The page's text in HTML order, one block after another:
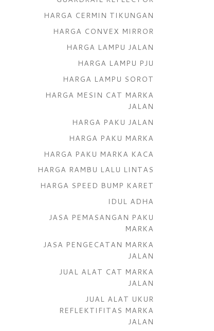
HARGA CERMIN TIKUNGAN
HARGA CONVEX MIRROR
HARGA LAMPU JALAN
HARGA LAMPU PJU
HARGA LAMPU SOROT
HARGA MESIN CAT MARKA
JALAN
HARGA PAKU JALAN
HARGA PAKU MARKA
HARGA PAKU MARKA KACA
HARGA RAMBU LALU LINTAS
HARGA SPEED BUMP KARET
IDUL ADHA
JASA PEMASANGAN PAKU
MARKA
JASA PENGECATAN MARKA
JALAN
JUAL ALAT CAT MARKA
JALAN
JUAL ALAT UKUR
REFLEKTIFITAS MARKA
JALAN